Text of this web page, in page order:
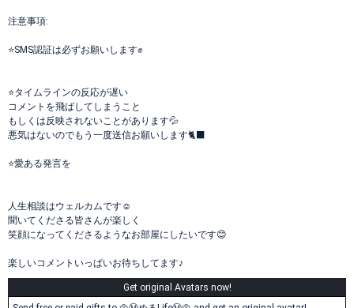
注意事項:
⭐️SMS認証は必ずお願いします✊
⭐️タイムラインの反応が遅い
コメントを飛ばしてしまうこと
もしくは反映されないことがあります💦
悪気はないのでもう一度送信お願いします🐈‍⬛
⭐️愛ある発言を
人生相談はウェルカムです☺️
聞いてくださる皆さんが楽しく
笑顔になってくださるようなお部屋にしたいです😊
楽しいコメントいっぱいお待ちしてます♪
Get original Avatars now!